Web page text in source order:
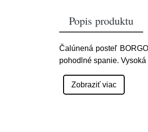
Popis produktu
Čalúnená posteľ
pohodlné spanie.
Zobraziť viac